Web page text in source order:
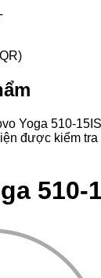
Yoga 510-
được kiểm tra
510-